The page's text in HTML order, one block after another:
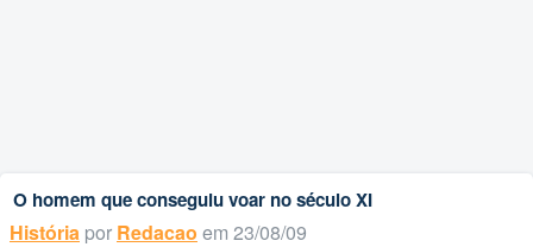
O homem que conseguiu voar no século XI
História por Redacao em 23/08/09